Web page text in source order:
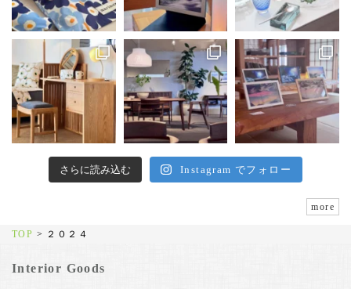
さらに読み込む Instagram でフォロー
more
TOP > ２０２４
Interior Goods